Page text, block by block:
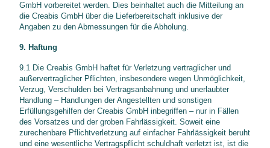
GmbH vorbereitet werden. Dies beinhaltet auch die Mitteilung an
die Creabis GmbH über die Lieferbereitschaft inklusive der
Angaben zu den Abmessungen für die Abholung.
9. Haftung
9.1 Die Creabis GmbH haftet für Verletzung vertraglicher und
außervertraglicher Pflichten, insbesondere wegen Unmöglichkeit,
Verzug, Verschulden bei Vertragsanbahnung und unerlaubter
Handlung – Handlungen der Angestellten und sonstigen
Erfüllungsgehilfen der Creabis GmbH inbegriffen – nur in Fällen
des Vorsatzes und der groben Fahrlässigkeit. Soweit eine
zurechenbare Pflichtverletzung auf einfacher Fahrlässigkeit beruht
und eine wesentliche Vertragspflicht schuldhaft verletzt ist, ist die